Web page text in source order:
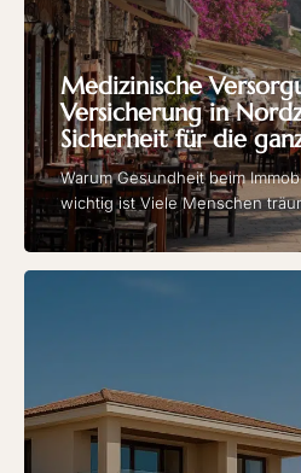
Medizinische
Versicherung in
Sicherheit für die
Warum Gesundheit beim
wichtig ist Viele Menschen